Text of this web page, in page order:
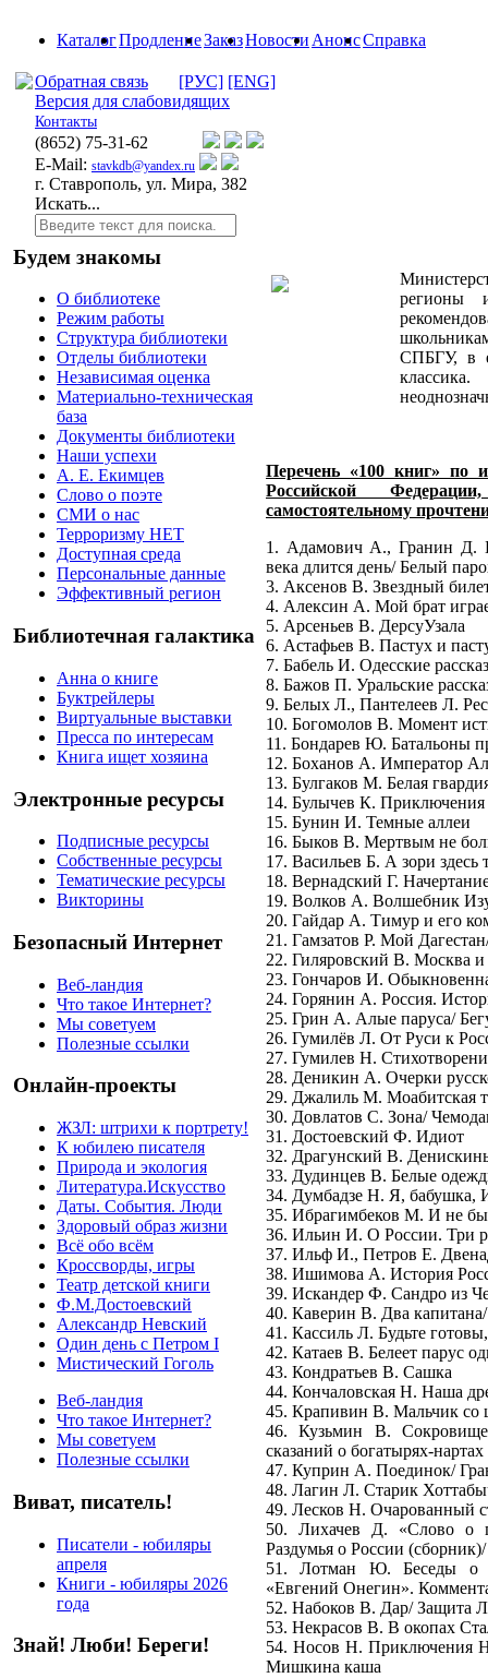
КаталогПродлениеЗаказНовости АнонсСправка
Обратная связь [РУС] [ENG]
Версия для слабовидящих
Контакты
(8652) 75-31-62
E-Mail: stavkdb@yandex.ru
г. Ставрополь, ул. Мира, 382
Искать...
Будем знакомы
О библиотеке
Режим работы
Структура библиотеки
Отделы библиотеки
Независимая оценка
Материально-техническая
база
Документы библиотеки
Наши успехи
А. Е. Екимцев
Слово о поэте
СМИ о нас
Терроризму НЕТ
Доступная среда
Персональные данные
Эффективный регион
Библиотечная галактика
Анна о книге
Буктрейлеры
Виртуальные выставки
Пресса по интересам
Книга ищет хозяина
Электронные ресурсы
Подписные ресурсы
Собственные ресурсы
Тематические ресурсы
Викторины
Безопасный Интернет
Веб-ландия
Что такое Интернет?
Мы советуем
Полезные ссылки
Онлайн-проекты
ЖЗЛ: штрихи к портрету!
К юбилею писателя
Природа и экология
Литература.Искусство
Даты. События. Люди
Здоровый образ жизни
Всё обо всём
Кроссворды, игры
Театр детской книги
Ф.М.Достоевский
Александр Невский
Один день с Петром I
Мистический Гоголь
Веб-ландия
Что такое Интернет?
Мы советуем
Полезные ссылки
Виват, писатель!
Писатели - юбиляры
апреля
Книги - юбиляры 2026
года
Знай! Люби! Береги!
регионы
СПБГУ, в
Перечень «100 книг» по
Российской
самостоятельному
1. Адамович А., Гранин Д.
века длится день/ Белый
3. Аксенов В. Звездный
4. Алексин А. Мой брат
5. Арсеньев В. ДерсуУзала
6. Астафьев В. Пастух и
7. Бабель И. Одесские
8. Бажов П. Уральские
9. Белых Л., Пантелеев Л.
10. Богомолов В. Момент
11. Бондарев Ю. Батальоны
12. Боханов А. Император
13. Булгаков М. Белая
14. Булычев К.
15. Бунин И. Темные аллеи
16. Быков В. Мертвым не
17. Васильев Б. А зори здесь
18. Вернадский Г.
19. Волков А. Волшебник
20. Гайдар А. Тимур и его
21. Гамзатов Р. Мой
22. Гиляровский В. Москва
23. Гончаров И.
24. Горянин А. Россия.
25. Грин А. Алые паруса/
26. Гумилёв Л. От Руси к
27. Гумилев Н.
28. Деникин А. Очерки
29. Джалиль М. Моабитская
30. Довлатов С. Зона/
31. Достоевский Ф. Идиот
32. Драгунский В.
33. Дудинцев В. Белые
34. Думбадзе Н. Я, бабушка,
35. Ибрагимбеков М. И не
36. Ильин И. О России. Три
37. Ильф И., Петров Е.
38. Ишимова А. История
39. Искандер Ф. Сандро из
40. Каверин В. Два
41. Кассиль Л. Будьте
42. Катаев В. Белеет парус
43. Кондратьев В. Сашка
44. Кончаловская Н. Наша
45. Крапивин В. Мальчик со
46. Кузьмин В.
сказаний о богатырях-нартах
47. Куприн А. Поединок/
48. Лагин Л. Старик
49. Лесков Н. Очарованный
50. Лихачев Д. «Слово о
Раздумья о России
51. Лотман Ю. Беседы о
«Евгений Онегин».
52. Набоков В. Дар/ Защита
53. Некрасов В. В окопах
54. Носов Н. Приключения
Мишкина каша